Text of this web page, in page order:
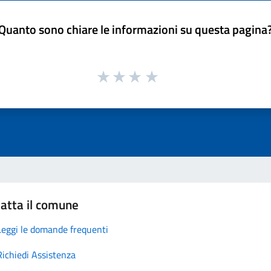
sono chiare le informazioni su questa
il comune
le domande frequenti
Assistenza